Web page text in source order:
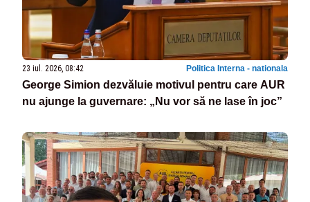
23 iul. 2026, 08:42 Politica Interna - nationala
George Simion dezvăluie motivul pentru care AUR
nu ajunge la guvernare: „Nu vor să ne lase în joc”